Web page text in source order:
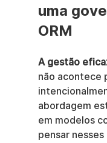
uma
ORM
A gestão
não acontece
abordagem
em modelos
pensar